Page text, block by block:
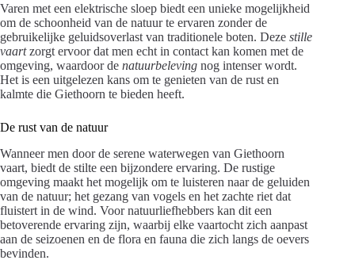
Varen met een elektrische sloep biedt een unieke mogelijkheid
om de schoonheid van de natuur te ervaren zonder de
gebruikelijke geluidsoverlast van traditionele boten. Deze stille
vaartzorgt ervoor dat men echt in contact kan komen met de
omgeving, waardoor de natuurbeleving nog intenser wordt.
Het is een uitgelezen kans om te genieten van de rust en
kalmte die Giethoorn te bieden heeft.
De rust van de natuur
Wanneer men door de serene waterwegen van Giethoorn
vaart, biedt de stilte een bijzondere ervaring. De rustige
omgeving maakt het mogelijk om te luisteren naar de geluiden
van de natuur; het gezang van vogels en het zachte riet dat
fluistert in de wind. Voor natuurliefhebbers kan dit een
betoverende ervaring zijn, waarbij elke vaartocht zich aanpast
aan de seizoenen en de flora en fauna die zich langs de oevers
bevinden.